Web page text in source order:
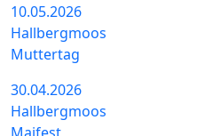
10.05.2026
Hallbergmoos
Muttertag
30.04.2026
Hallbergmoos